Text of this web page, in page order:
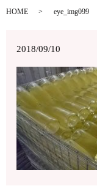
HOME eye_img099
2018/09/10